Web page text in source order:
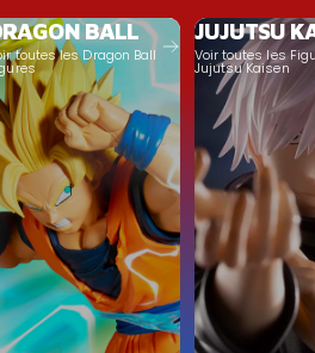
BALL
toutes les Dragon Ball
JUJUTSU
Voir toutes les
Jujutsu Kaisen